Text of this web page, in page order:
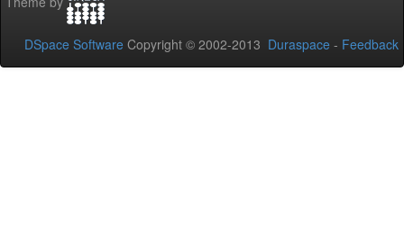
DSpace Software Copyright © 2002-2013 Duraspace - Feedback